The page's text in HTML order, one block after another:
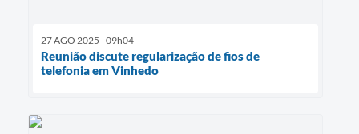
27 AGO 2025 - 09h04
Reunião discute regularização de fios de
telefonia em Vinhedo